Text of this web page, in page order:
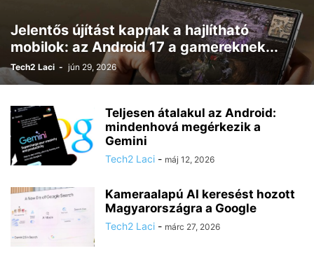
Jelentős újítást kapnak a hajlítható
mobilok: az Android 17 a gamereknek...
Tech2 Laci - jún 29, 2026
Teljesen átalakul az Android:
mindenhová megérkezik a
Gemini
Tech2 Laci - máj 12, 2026
Kameraalapú AI keresést hozott
Magyarországra a Google
Tech2 Laci - márc 27, 2026